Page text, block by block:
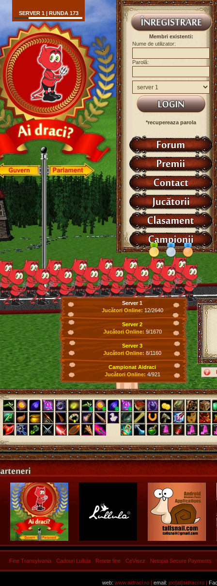
SERVER 1 | RUNDA 173
Membri existenti:
Nume de utilizator:
Parolă:
*recupereaza parola
Server 1
Jucători Online: 12/2640
Server 2
Jucători Online: 9/1670
Server 3
Jucători Online: 8/1160
Campionat Aidraci
Jucători Online: 4/921
Fine Transylvania Cadouri Lullula Retete fine CeVisez Netopia Secure Payments
web: www.aidraci.ro | email: joc[at]aidraci.ro |